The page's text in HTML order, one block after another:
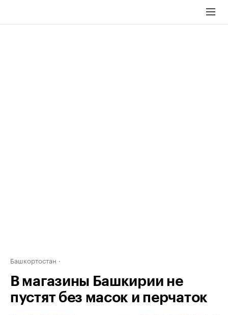
Башкортостан
В магазины Башкирии не
пустят без масок и перчаток